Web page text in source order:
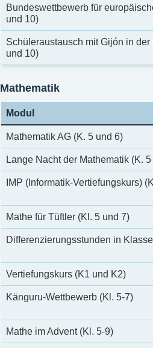
Bundeswettbewerb für
und 10)
Schüleraustausch mit Gijón in
und 10)
Mathematik
Modul
Mathematik AG (K. 5 und 6)
Lange Nacht der Mathematik (K.
IMP (Informatik-Vertiefungskurs)
Mathe für Tüftler (Kl. 5 und 7)
Differenzierungsstunden in
Vertiefungskurs (K1 und K2)
Känguru-Wettbewerb (Kl. 5-7)
Mathe im Advent (Kl. 5-9)